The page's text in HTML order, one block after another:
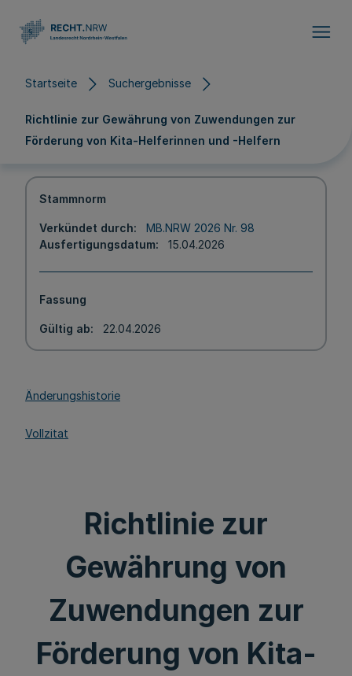
Startseite Suchergebnisse
Richtlinie zur Gewährung von Zuwendungen zur
Förderung von Kita-Helferinnen und -Helfern
Stammnorm
Verkündet durch
MB.NRW 2026 Nr. 98
Ausfertigungsdatum
15.04.2026
Fassung
Gültig ab 22.04.2026
Änderungshistorie
Vollzitat
Richtlinie zur
Gewährung von
Zuwendungen zur
Förderung von Kita-